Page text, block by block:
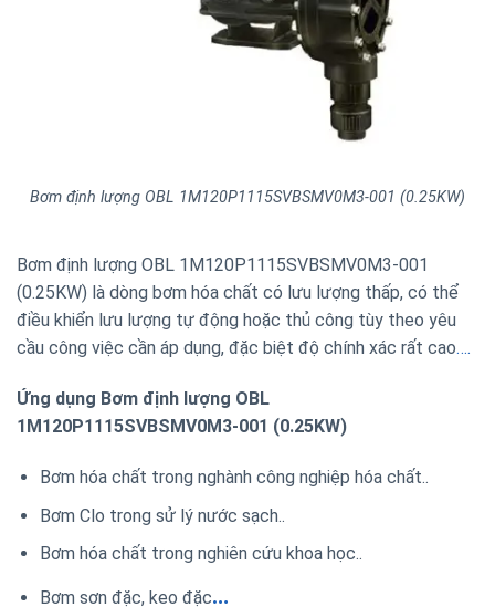
Bơm định lượng OBL 1M120P1115SVBSMV0M3-001 (0.25KW)
Bơm định lượng OBL 1M120P1115SVBSMV0M3-001
(0.25KW) là dòng bơm hóa chất có lưu lượng thấp, có thể
điều khiển lưu lượng tự động hoặc thủ công tùy theo yêu
cầu công việc cần áp dụng, đặc biệt độ chính xác rất cao….
Ứng dụng Bơm định lượng OBL
1M120P1115SVBSMV0M3-001 (0.25KW)
Bơm hóa chất trong nghành công nghiệp hóa chất..
Bơm Clo trong sử lý nước sạch..
Bơm hóa chất trong nghiên cứu khoa học..
Bơm sơn đặc, keo đặc…